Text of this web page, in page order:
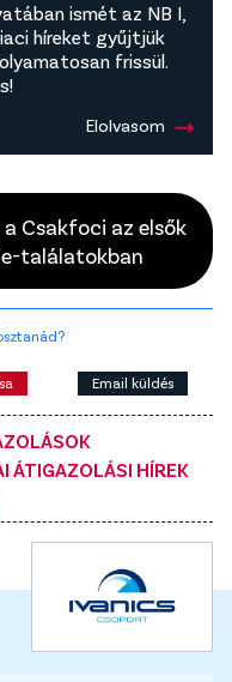
ismét az NB I,
híreket gyűjtjük
frissül.
Elolvasom
Csakfoci az elsők
találatokban
Email küldés
ÁTIGAZOLÁSI HÍREK